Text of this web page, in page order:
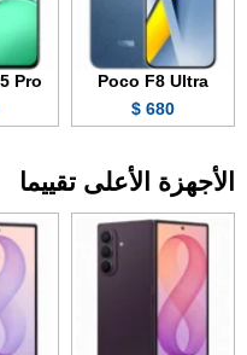
Poco F8 Ultra
680 $
Pro
الأجهزة الأعلى تقييما